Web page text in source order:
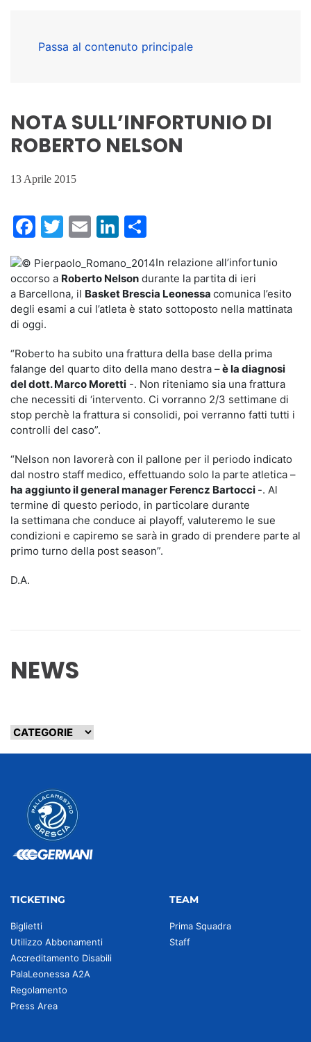
Passa al contenuto principale
NOTA SULL’INFORTUNIO DI
ROBERTO NELSON
13 Aprile 2015
Facebook
Twitter
EmailLinkedIn
In relazione all’infortunio
occorso a Roberto Nelson durante la partita di ieri
a Barcellona, il Basket Brescia Leonessa comunica l’esito
degli esami a cui l’atleta è stato sottoposto nella mattinata
di oggi.
“Roberto ha subito una frattura della base della prima
falange del quarto dito della mano destra –è la diagnosi
del dott. Marco Moretti -. Non riteniamo sia una frattura
che necessiti di ‘intervento. Ci vorranno 2/3 settimane di
stop perchè la frattura si consolidi, poi verranno fatti tutti i
controlli del caso”.
“Nelson non lavorerà con il pallone per il periodo indicato
dal nostro staff medico, effettuando solo la parte atletica –
ha aggiunto il general manager Ferencz Bartocci -. Al
termine di questo periodo, in particolare durante
la settimana che conduce ai playoff, valuteremo le sue
condizioni e capiremo se sarà in grado di prendere parte al
primo turno della post season”.
D.A.
NEWS
TICKETING
Biglietti
Utilizzo Abbonamenti
Accreditamento Disabili
PalaLeonessa A2A
Regolamento
Press Area
TEAM
Prima Squadra
Staff